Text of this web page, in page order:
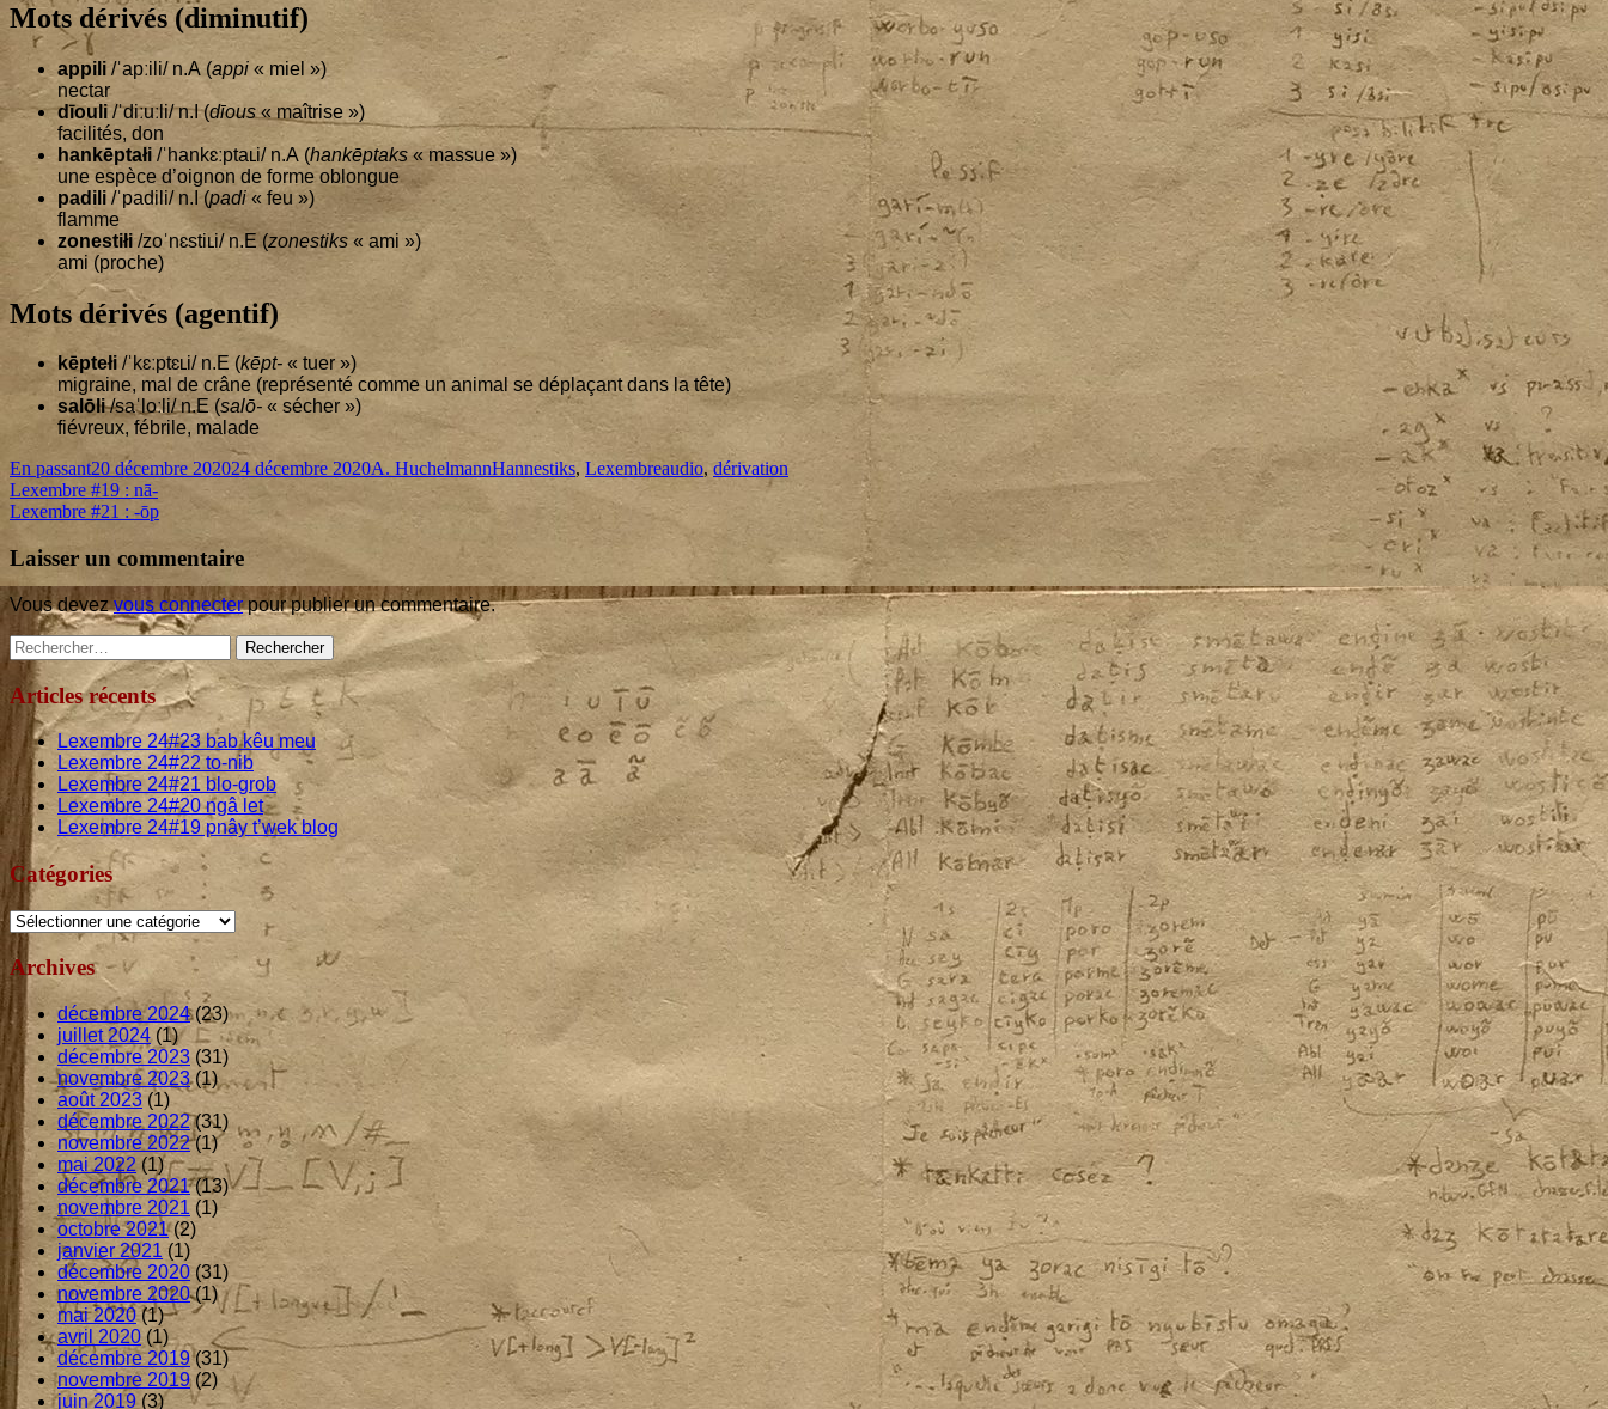
Mots dérivés (diminutif)
appi­li /ˈapːili/ n.A (appi « miel »)
nec­tar
dīou­li/ˈdiːuːli/ n.I (dīous« maî­trise »)
faci­li­tés, don
hankēp­tałi /ˈhankɛːptaʟi/ n.A (hankēp­taks« mas­sue »)
une espèce d’oi­gnon de forme oblongue
padi­li /ˈpadili/ n.I (padi« feu »)
flamme
zones­tiłi/zoˈnɛstiʟi/ n.E (zones­tiks « ami »)
ami (proche)
Mots dérivés (agentif)
kēp­tełi /ˈkɛːptɛʟi/ n.E (kēpt- « tuer »)
migraine, mal de crâne (repré­sen­té comme un ani­mal se dépla­çant dans la tête)
salō­li/saˈloːli/ n.E (salō- « sécher »)
fié­vreux, fébrile, malade
Format
En passantPublished
on
20 décembre 202024 décembre 2020Author
A. HuchelmannCategories
Hannestiks, LexembreTags
audio, dérivation
Navigation
de
l’article
Previous
article:
Lexembre #19 : nā-
Next
Lexembre #21 : ‑ōp
Laisser un commentaire
Vous devezvous connecterpour publier un commentaire.
Main
Sidebar
Rechercher :
Articles récents
Lexembre 24#23bab kêu meu
Lexembre 24#22to-nib
Lexembre 24#21 blo-grob
Lexembre 24#20ngâ let
Lexembre 24#19 pnây t’wek blog
Catégories
Catégories
Archives
décembre 2024(23)
juillet 2024(1)
décembre 2023 (31)
novembre 2023(1)
août 2023(1)
décembre 2022(31)
novembre 2022(1)
mai 2022 (1)
décembre 2021(13)
novembre 2021 (1)
octobre 2021(2)
janvier 2021 (1)
décembre 2020(31)
novembre 2020(1)
mai 2020(1)
avril 2020 (1)
décembre 2019(31)
novembre 2019(2)
juin 2019 (3)